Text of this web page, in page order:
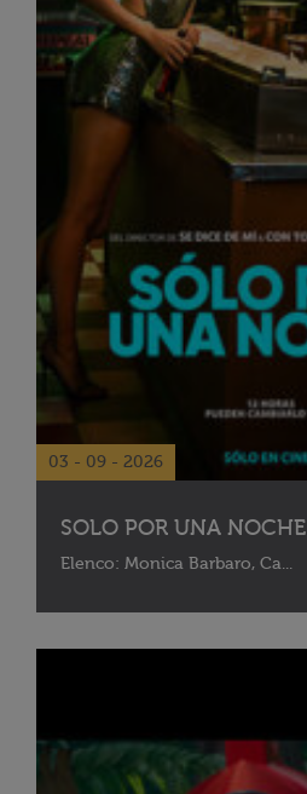
03 - 09 - 2026
SOLO POR UNA NOCHE
Elenco: Monica Barbaro, Ca...